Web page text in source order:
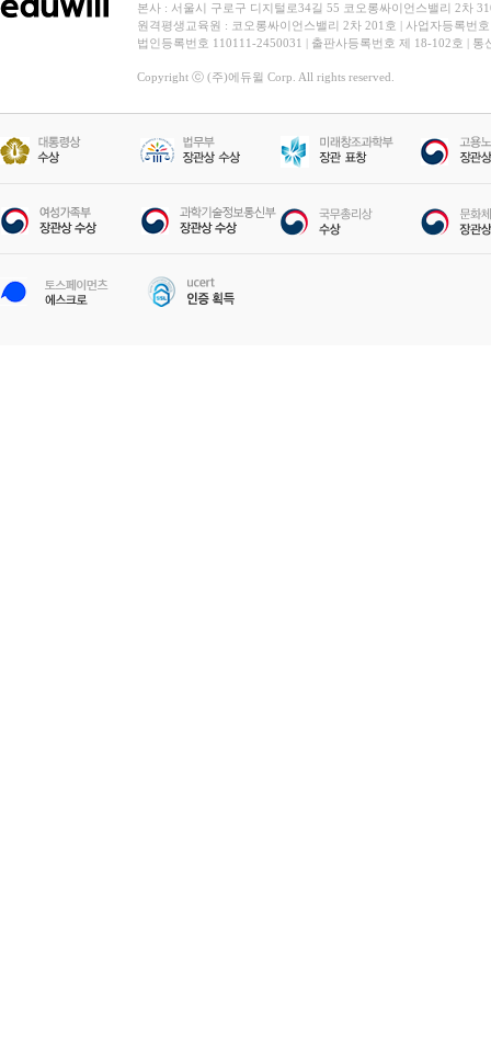
본사 : 서울시 구로구 디지털로34길 55 코오롱싸이언스밸리 2차
원격평생교육원 : 코오롱싸이언스밸리 2차 201호 | 사업자등록번
법인등록번호 110111-2450031 | 출판사등록번호 제 18-102호 |
Copyright ⓒ (주)에듀윌 Corp. All rights reserved.